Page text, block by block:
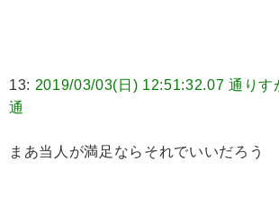
13: 2019/03/03(日) 12:51:32.07 通りす
通
まあ当人が満足ならそれでいいだろう